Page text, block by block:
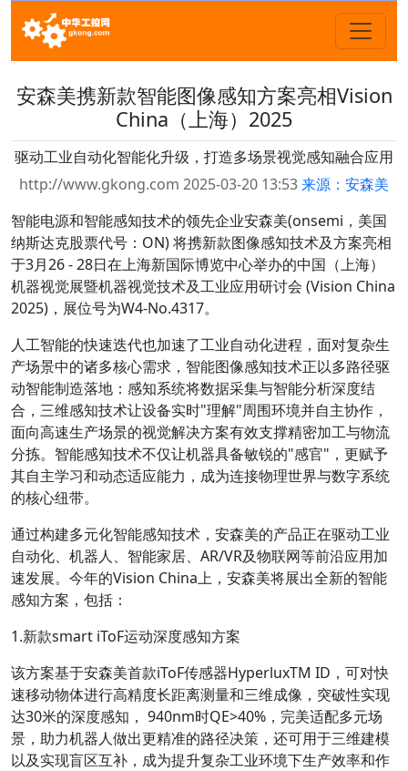
安森美携新款智能图像感知方案亮相Vision
China（上海）2025
驱动工业自动化智能化升级，打造多场景视觉感知融合应用
http://www.gkong.com 2025-03-20 13:53来源：安森美
智能电源和智能感知技术的领先企业安森美(onsemi，美国
纳斯达克股票代号：ON) 将携新款图像感知技术及方案亮相
于3月26 - 28日在上海新国际博览中心举办的中国（上海）
机器视觉展暨机器视觉技术及工业应用研讨会 (Vision China
2025)，展位号为W4-No.4317。
人工智能的快速迭代也加速了工业自动化进程，面对复杂生
产场景中的诸多核心需求，智能图像感知技术正以多路径驱
动智能制造落地：感知系统将数据采集与智能分析深度结
合，三维感知技术让设备实时"理解"周围环境并自主协作，
面向高速生产场景的视觉解决方案有效支撑精密加工与物流
分拣。智能感知技术不仅让机器具备敏锐的"感官"，更赋予
其自主学习和动态适应能力，成为连接物理世界与数字系统
的核心纽带。
通过构建多元化智能感知技术，安森美的产品正在驱动工业
自动化、机器人、智能家居、AR/VR及物联网等前沿应用加
速发展。今年的Vision China上，安森美将展出全新的智能
感知方案，包括：
1.新款smart iToF运动深度感知方案
该方案基于安森美首款iToF传感器HyperluxTM ID，可对快
速移动物体进行高精度长距离测量和三维成像，突破性实现
达30米的深度感知， 940nm时QE>40%，完美适配多元场
景，助力机器人做出更精准的路径决策，还可用于三维建模
以及实现盲区互补，成为提升复杂工业环境下生产效率和作